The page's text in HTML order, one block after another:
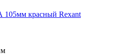
красный Rexant